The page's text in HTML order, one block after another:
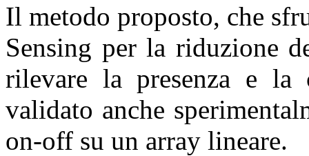
Il metodo proposto, che
Sensing per la riduzione
rilevare la presenza e la
validato anche
on-off su un array lineare.